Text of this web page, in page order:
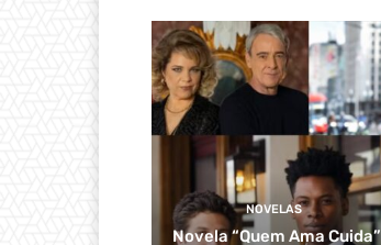
NOVELAS
Novela “Quem Ama Cuida”